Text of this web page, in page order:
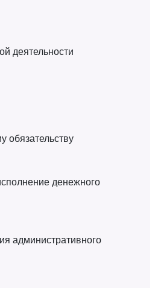
деятельности
обязательству
денежного
административного